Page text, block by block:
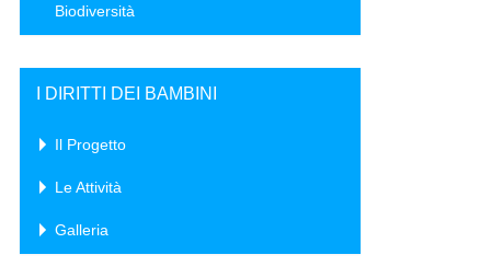
Biodiversità
I DIRITTI DEI BAMBINI
Il Progetto
Le Attività
Galleria